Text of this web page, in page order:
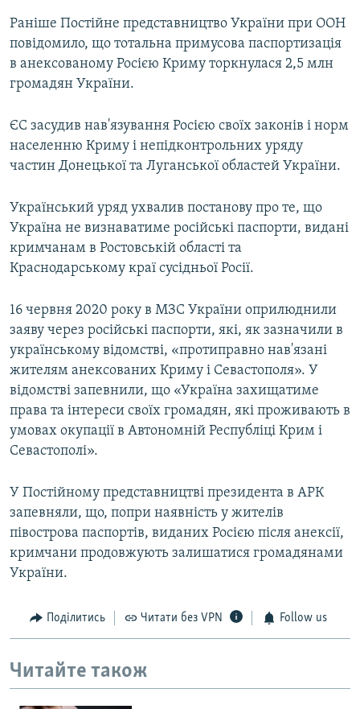
Раніше Постійне представництво України при ООН
повідомило, що тотальна примусова паспортизація
в анексованому Росією Криму торкнулася 2,5 млн
громадян України.
ЄС засудив нав'язування Росією своїх законів і норм
населенню Криму і непідконтрольних уряду
частин Донецької та Луганської областей України.
Український уряд ухвалив постанову про те, що
Україна не визнаватиме російські паспорти, видані
кримчанам в Ростовській області та
Краснодарському краї сусідньої Росії.
16 червня 2020 року в МЗС України оприлюднили
заяву через російські паспорти, які, як зазначили в
українському відомстві, «протиправно нав'язані
жителям анексованих Криму і Севастополя». У
відомстві запевнили, що «Україна захищатиме
права та інтереси своїх громадян, які проживають в
умовах окупації в Автономній Республіці Крим і
Севастополі».
У Постійному представництві президента в АРК
запевняли, що, попри наявність у жителів
півострова паспортів, виданих Росією після анексії,
кримчани продовжують залишатися громадянами
України.
Поділитись Читати без VPN Follow us
Читайте також